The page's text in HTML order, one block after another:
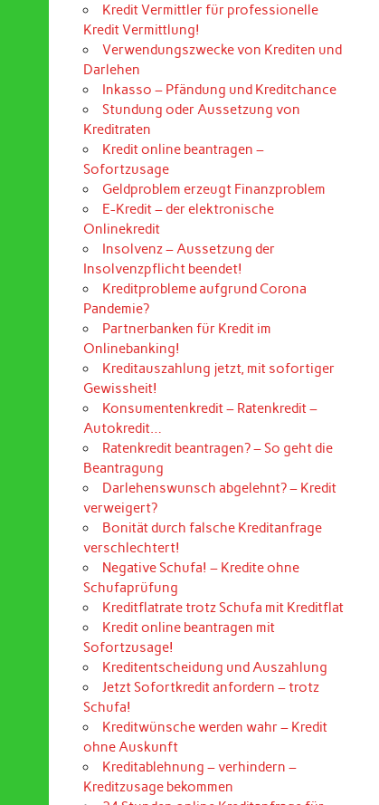
Kredit Vermittler für professionelle
Kredit Vermittlung!
Verwendungszwecke von Krediten und
Darlehen
Inkasso – Pfändung und Kreditchance
Stundung oder Aussetzung von
Kreditraten
Kredit online beantragen –
Sofortzusage
Geldproblem erzeugt Finanzproblem
E-Kredit – der elektronische
Onlinekredit
Insolvenz – Aussetzung der
Insolvenzpflicht beendet!
Kreditprobleme aufgrund Corona
Pandemie?
Partnerbanken für Kredit im
Onlinebanking!
Kreditauszahlung jetzt, mit sofortiger
Gewissheit!
Konsumentenkredit – Ratenkredit –
Autokredit…
Ratenkredit beantragen? – So geht die
Beantragung
Darlehenswunsch abgelehnt? – Kredit
verweigert?
Bonität durch falsche Kreditanfrage
verschlechtert!
Negative Schufa! – Kredite ohne
Schufaprüfung
Kreditflatrate trotz Schufa mit Kreditflat
Kredit online beantragen mit
Sofortzusage!
Kreditentscheidung und Auszahlung
Jetzt Sofortkredit anfordern – trotz
Schufa!
Kreditwünsche werden wahr – Kredit
ohne Auskunft
Kreditablehnung – verhindern –
Kreditzusage bekommen